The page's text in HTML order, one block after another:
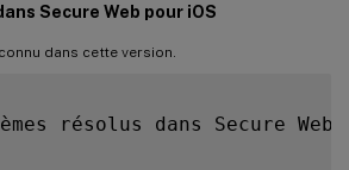
Secure Web pour iOS
dans cette version.
résolus dans Secure Web
Web 20.4.0
Web 20.4.0